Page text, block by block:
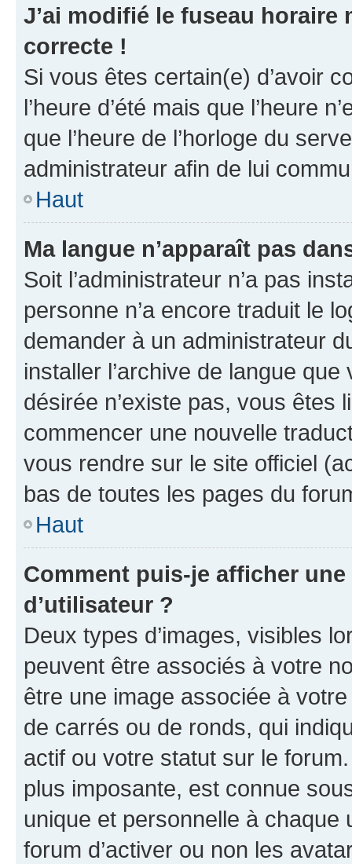
J’ai modifié le fuseau horaire
correcte !
Si vous êtes certain(e) d’avoir
l’heure d’été mais que l’heure
que l’heure de l’horloge du
administrateur afin de lui
Haut
Ma langue n’apparaît pas
Soit l’administrateur n’a pas
personne n’a encore traduit le
demander à un administrateur
installer l’archive de langue
désirée n’existe pas, vous êtes
commencer une nouvelle
vous rendre sur le site officiel
bas de toutes les pages du
Haut
Comment puis-je afficher
d’utilisateur ?
Deux types d’images, visibles
peuvent être associés à votre
être une image associée à
de carrés ou de ronds, qui
actif ou votre statut sur le
plus imposante, est connue
unique et personnelle à chaque
forum d’activer ou non les